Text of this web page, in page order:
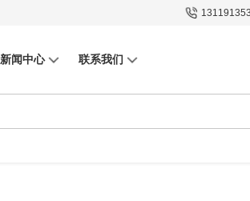
新闻中心 联系我们